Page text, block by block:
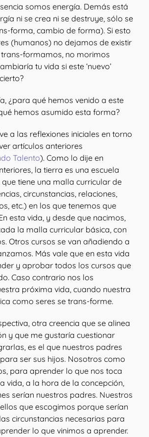
somos energía. Demás está
ni se crea ni se destruye, sólo se
forma, cambio de forma). Si esto
(humanos) no dejamos de existir
trans-formamos, no morimos
tu vida si este ‘nuevo’
¿para qué hemos venido a este
hemos asumido esta forma?
a las reflexiones iniciales en torno
artículos anteriores
Talento). Como lo dije en
la tierra es una escuela
que tiene una malla curricular de
circunstancias, relaciones,
etc.) en los que tenemos que
esta vida, y desde que nacimos,
la malla curricular básica, con
Otros cursos se van añadiendo a
Más vale que en esta vida
y aprobar todos los cursos que
Caso contrario nos los
próxima vida, cuando nuestra
como seres se trans-forme.
otra creencia que se alinea
y que me gustaría cuestionar
es el que nuestros padres
ser sus hijos. Nosotros como
para aprender lo que nos toca
vida, a la hora de la concepción,
serían nuestros padres. Nuestros
que escogimos porque serían
circunstancias necesarias para
lo que vinimos a aprender.